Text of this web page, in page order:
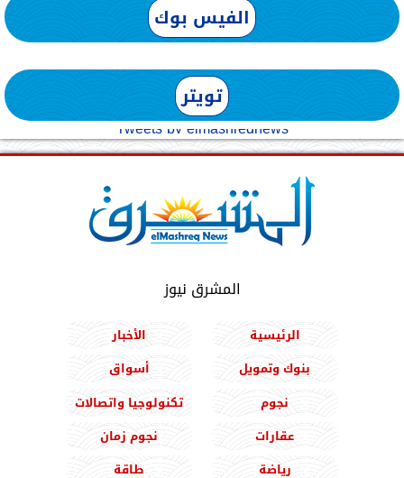
الفيس بوك
تويتر
Tweets by elmashreqnews
المشرق نيوز
الرئيسية
الأخبار
بنوك وتمويل
أسواق
نجوم
تكنولوجيا واتصالات
عقارات
نجوم زمان
رياضة
طاقة